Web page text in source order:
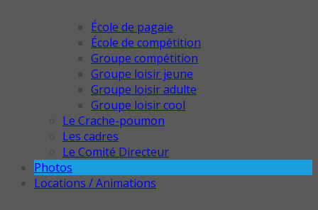
École de pagaie
École de compétition
Groupe compétition
Groupe loisir jeune
Groupe loisir adulte
Groupe loisir cool
Le Crache-poumon
Les cadres
Le Comité Directeur
Photos
Locations / Animations